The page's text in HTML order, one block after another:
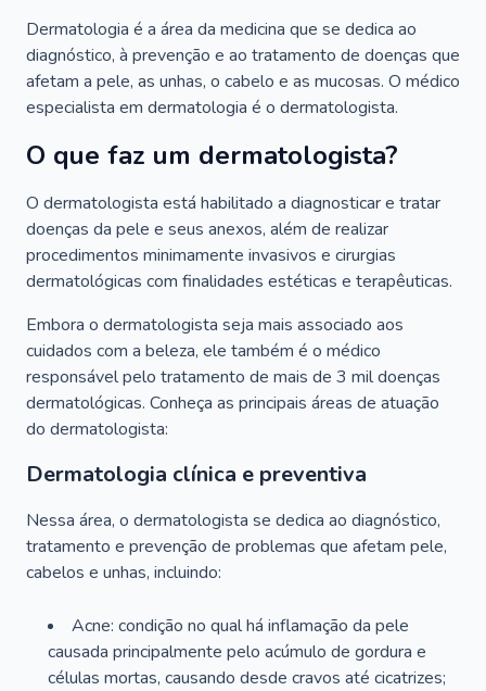
Dermatologia é a área da medicina que se dedica ao
diagnóstico, à prevenção e ao tratamento de doenças que
afetam a pele, as unhas, o cabelo e as mucosas. O médico
especialista em dermatologia é o dermatologista.
O que faz um dermatologista?
O dermatologista está habilitado a diagnosticar e tratar
doenças da pele e seus anexos, além de realizar
procedimentos minimamente invasivos e cirurgias
dermatológicas com finalidades estéticas e terapêuticas.
Embora o dermatologista seja mais associado aos
cuidados com a beleza, ele também é o médico
responsável pelo tratamento de mais de 3 mil doenças
dermatológicas. Conheça as principais áreas de atuação
do dermatologista:
Dermatologia clínica e preventiva
Nessa área, o dermatologista se dedica ao diagnóstico,
tratamento e prevenção de problemas que afetam pele,
cabelos e unhas, incluindo:
Acne: condição no qual há inflamação da pele
causada principalmente pelo acúmulo de gordura e
células mortas, causando desde cravos até cicatrizes;